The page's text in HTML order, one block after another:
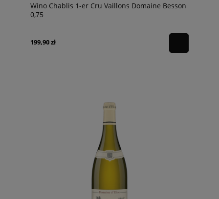
Wino Chablis 1-er Cru Vaillons Domaine Besson
0,75
199,90 zł